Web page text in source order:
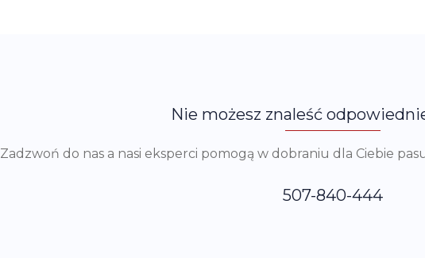
Nie możesz znaleść
Zadzwoń do nas a nasi eksperci pomogą w dobraniu dla Ciebie
507-840-444